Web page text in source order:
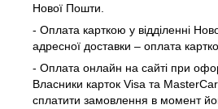
Нової Пошти.
- Оплата карткою у відділенні
адресної доставки – оплата
- Оплата онлайн на сайті при
Власники карток Visa та
сплатити замовлення в момент